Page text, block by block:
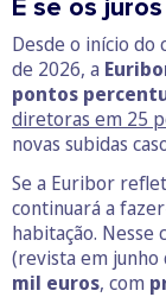
E se os
Desde o início
de 2026, a
pontos
diretoras em 25
novas subidas
Se a Euribor
continuará a
habitação. Nesse
(revista em junho
mil euros, com